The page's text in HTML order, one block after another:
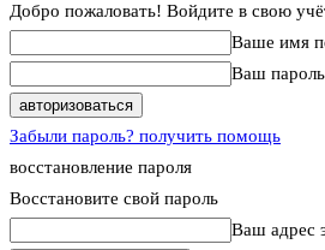
Добро пожаловать! Войдите в свою
Ваше имя
Ваш пароль
Забыли пароль? получить помощь
восстановление пароля
Восстановите свой пароль
Ваш адрес